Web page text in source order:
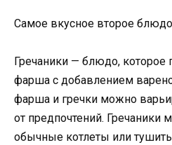
Самое вкусное второе
Гречаники — блюдо, которое
фарша с добавлением
фарша и гречки можно
от предпочтений. Гречаники
обычные котлеты или тушить